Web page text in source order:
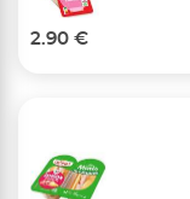
2.90 €